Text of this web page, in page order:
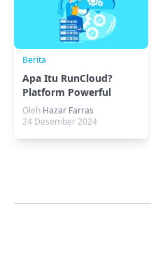
Berita
Apa Itu RunCloud?
Platform Powerful
untuk Pengelola Server
Oleh Hazar Farras
24 Desember 2024